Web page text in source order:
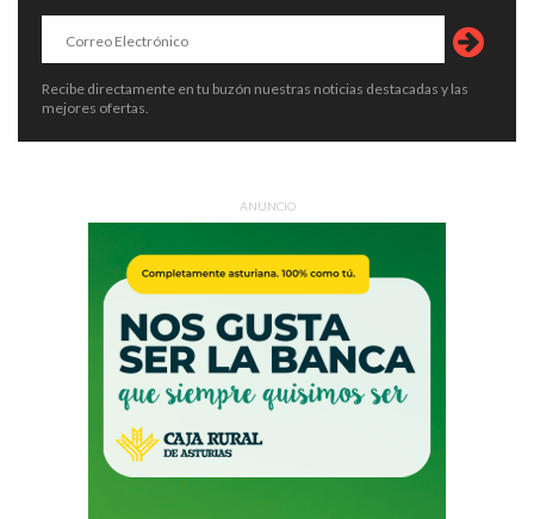
Recibe directamente en tu buzón nuestras noticias destacadas y las
mejores ofertas.
ANUNCIO